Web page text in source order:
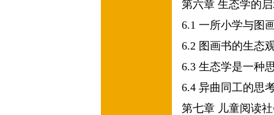
第六章 生态学的
6.1 一所小学与图
6.2 图画书的生态
6.3 生态学是一种
6.4 异曲同工的思
第七章 儿童阅读